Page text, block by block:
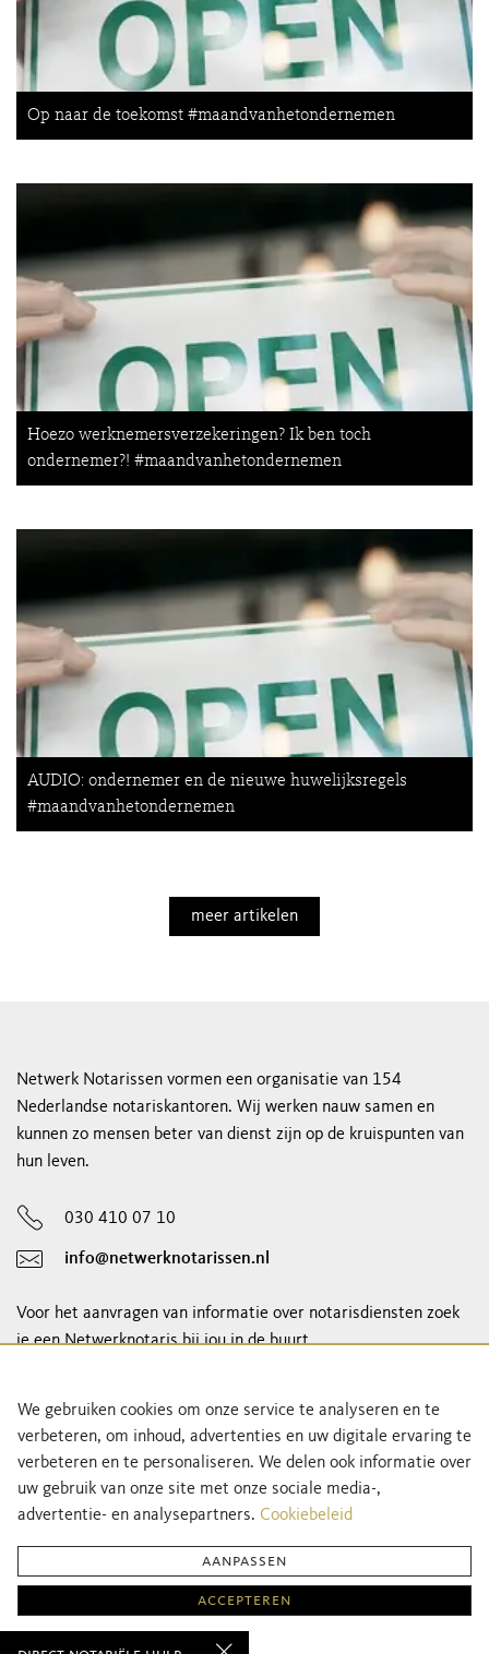
We gebruiken cookies om onze service te analyseren en te
verbeteren, om inhoud, advertenties en uw digitale ervaring te
verbeteren en te personaliseren. We delen ook informatie over
uw gebruik van onze site met onze sociale media-,
advertentie- en analysepartners. Cookiebeleid
aanpassen
accepteren
Op naar de toekomst #maandvanhetondernemen
Hoezo werknemersverzekeringen? Ik ben toch
ondernemer?! #maandvanhetondernemen
AUDIO: ondernemer en de nieuwe huwelijksregels
#maandvanhetondernemen
meer artikelen
Netwerk Notarissen vormen een organisatie van 154
Nederlandse notariskantoren. Wij werken nauw samen en
kunnen zo mensen beter van dienst zijn op de kruispunten van
hun leven.
030 410 07 10
info@netwerknotarissen.nl
Voor het aanvragen van informatie over notarisdiensten zoek
je een Netwerknotaris bij jou in de buurt.
notaris vinden
Schrijf je in voor onze nieuwsbrief!
Privacyverklaring Cookiebeleid